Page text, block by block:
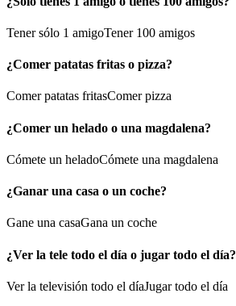
Tener sólo 1 amigoTener 100 amigos
¿Comer patatas fritas o pizza?
Comer patatas fritasComer pizza
¿Comer un helado o una magdalena?
Cómete un heladoCómete una magdalena
¿Ganar una casa o un coche?
Gane una casaGana un coche
¿Ver la tele todo el día o jugar todo el día?
Ver la televisión todo el díaJugar todo el día